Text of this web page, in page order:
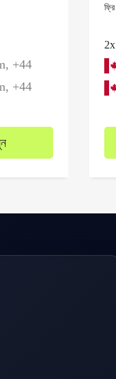
+44
+44
ফ্রি